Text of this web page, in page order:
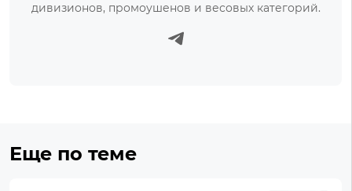
дивизионов, промоушенов и весовых категорий.
Еще по теме